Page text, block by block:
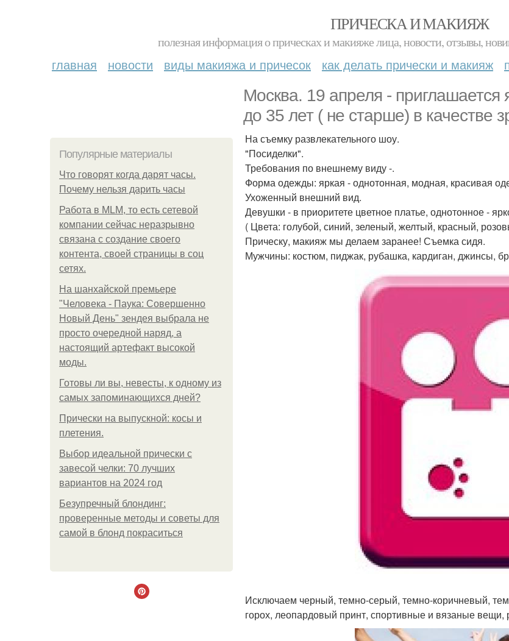
ПРИЧЕСКА И МАКИЯЖ
полезная информация о прическах и макияже лица, новости, отзывы,
главная новости виды макияжа и причесок как делать прически и макияж
Москва. 19 апреля - приглашается
до 35 лет ( не старше) в качестве
Популярные материалы
Что говорят когда дарят часы.
Почему нельзя дарить часы
Работа в MLM, то есть сетевой
компании сейчас неразрывно
связана с создание своего
контента, своей страницы в соц
сетях.
На шанхайской премьере
"Человека - Паука: Совершенно
Новый День" зендея выбрала не
просто очередной наряд, а
настоящий артефакт высокой
моды.
Готовы ли вы, невесты, к одному из
самых запоминающихся дней?
Прически на выпускной: косы и
плетения.
Выбор идеальной прически с
завесой челки: 70 лучших
вариантов на 2024 год
Безупречный блондинг:
проверенные методы и советы для
самой в блонд покраситься
На съемку развлекательного шоу.
"Посиделки".
Требования по внешнему виду -.
Форма одежды: яркая - однотонная, модная, красивая
Ухоженный внешний вид.
Девушки - в приоритете цветное платье, однотонное -
( Цвета: голубой, синий, зеленый, желтый, красный,
Прическу, макияж мы делаем заранее! Съемка сидя.
Мужчины: костюм, пиджак, рубашка, кардиган, джинсы,
Исключаем черный, темно-серый, темно-коричневый,
горох, леопардовый принт, спортивные и вязаные вещи,